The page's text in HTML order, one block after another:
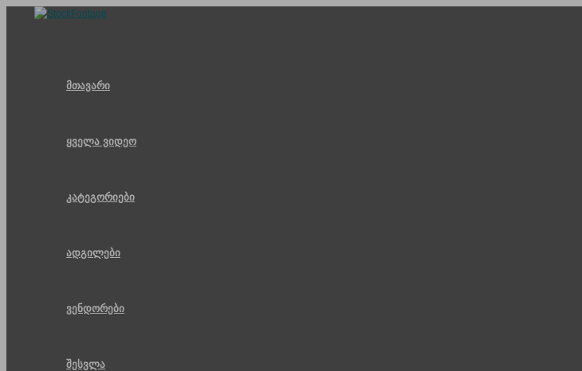
მთავარი
ყველა ვიდეო
კატეგორიები
ადგილები
ვენდორები
შესვლა